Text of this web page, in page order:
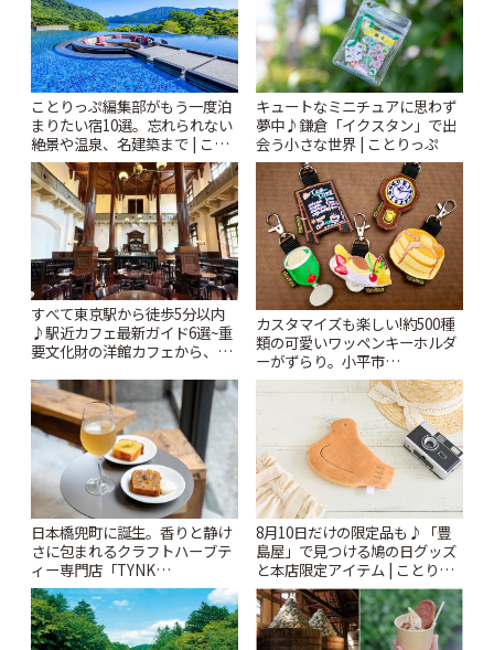
ことりっぷ編集部がもう一度泊
まりたい宿10選。忘れられない
絶景や温泉、名建築まで | こと
りっぷ
キュートなミニチュアに思わず
夢中♪鎌倉「イクスタン」で出
会う小さな世界 | ことりっぷ
すべて東京駅から徒歩5分以内
♪駅近カフェ最新ガイド6選~重
要文化財の洋館カフェから、改
りっぷ
カスタマイズも楽しい!約500種
類の可愛いワッペンキーホルダ
ーがずらり。小平市
「Kimamaya T&K」 | ことりっ
ぷ
日本橋兜町に誕生。香りと静け
さに包まれるクラフトハーブテ
ィー専門店「TYNK
Kabutocho」 | ことりっぷ
8月10日だけの限定品も♪「豊
島屋」で見つける鳩の日グッズ
と本店限定アイテム | ことりっ
ぷ